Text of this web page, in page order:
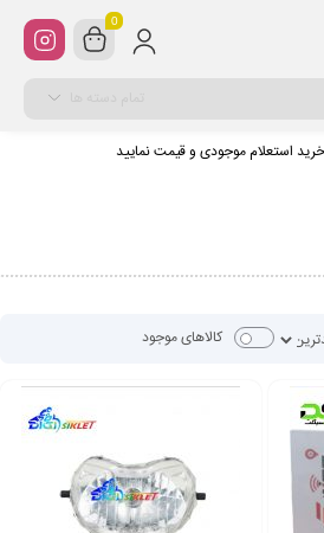
0
خرید استعلام موجودی و قیمت نمایید
کالاهای موجود